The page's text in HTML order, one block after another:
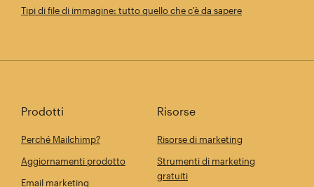
Tipi di file di immagine: tutto quello che c'è da sapere
Prodotti
Perché Mailchimp?
Aggiornamenti prodotto
Email marketing
Risorse
Risorse di marketing
Strumenti di marketing
gratuiti